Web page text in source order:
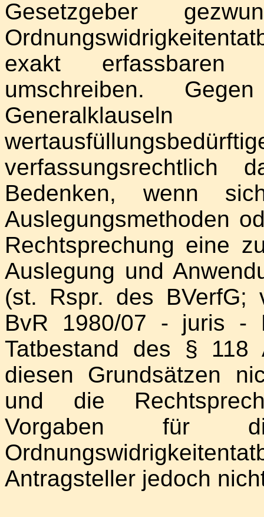
Gesetzgeber
exakt erfassbaren
umschreiben.
verfassungsrechtlich
Bedenken, wenn
Auslegungsmethoden
Rechtsprechung eine
Auslegung und
(st. Rspr. des BVerfG;
BvR 1980/07 - juris -
Tatbestand des §
diesen Grundsätzen
und die
Vorgaben für
Antragsteller jedoch